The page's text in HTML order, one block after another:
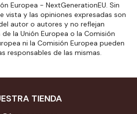
Europea - NextGenerationEU. Sin
vista y las opiniones expresadas son
autor o autores y no reflejan
la Unión Europea o la Comisión
ni la Comisión Europea pueden
responsables de las mismas.
TIENDA